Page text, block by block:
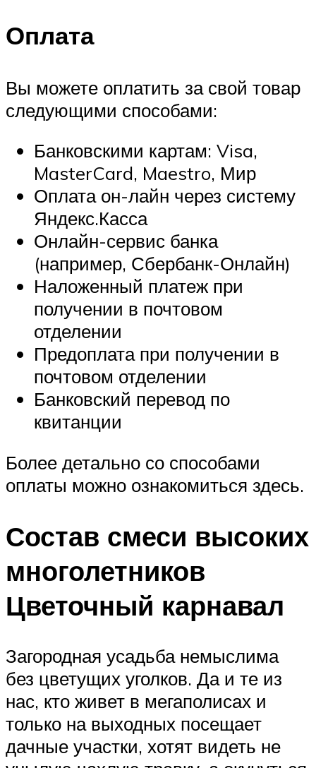
Оплата
Вы можете оплатить за свой товар
следующими способами:
Банковскими картам: Visa,
MasterCard, Maestro, Мир
Оплата он-лайн через систему
Яндекс.Касса
Онлайн-сервис банка
(например, Сбербанк-Онлайн)
Наложенный платеж при
получении в почтовом
отделении
Предоплата при получении в
почтовом отделении
Банковский перевод по
квитанции
Более детально со способами
оплаты можно ознакомиться здесь.
Состав смеси высоких
многолетников
Цветочный карнавал
Загородная усадьба немыслима
без цветущих уголков. Да и те из
нас, кто живет в мегаполисах и
только на выходных посещает
дачные участки, хотят видеть не